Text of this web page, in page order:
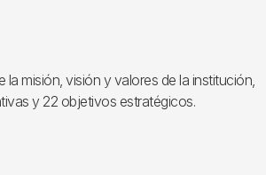
misión, visión y valores de la institución,
y 22 objetivos estratégicos.